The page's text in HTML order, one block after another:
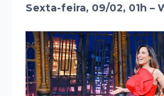
Sexta-feira, 09/02, 01h –